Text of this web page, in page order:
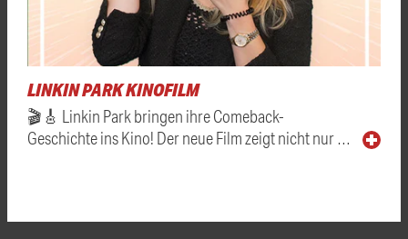
LINKIN PARK KINOFILM
🎬🎸 Linkin Park bringen ihre Comeback-
Geschichte ins Kino! Der neue Film zeigt nicht nur …